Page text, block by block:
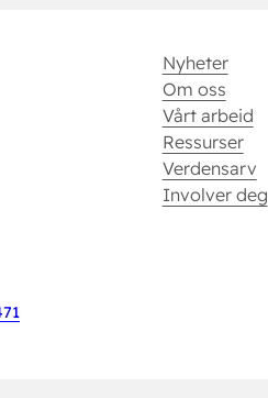
Nyheter
Om oss
Vårt arbeid
Ressurser
Verdensarv
Involver deg